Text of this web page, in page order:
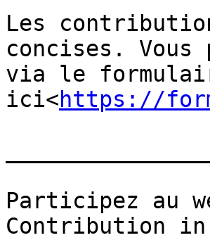
Les
concises. Vous
via le
ici<https://
Participez au
Contribution in